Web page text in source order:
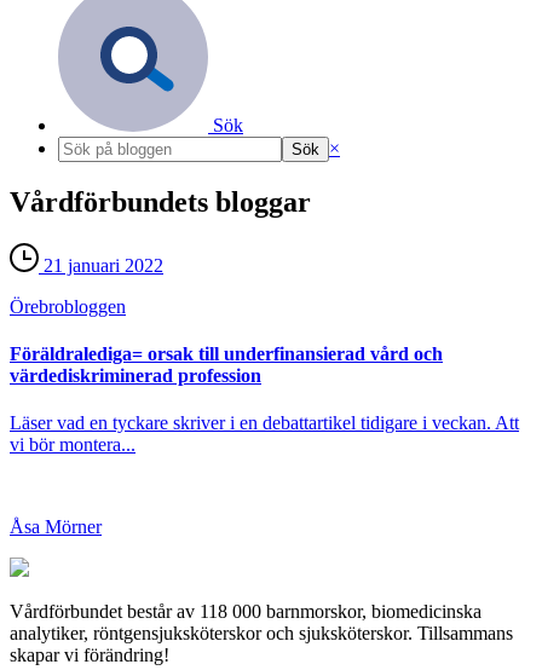
Sök
×
Vårdförbundets bloggar
21 januari 2022
Örebro­bloggen
Föräldralediga= orsak till underfinansierad vård och
värdediskriminerad profession
Läser vad en tyckare skriver i en debattartikel tidigare i veckan. Att
vi bör montera...
Åsa Mörner
Vårdförbundet består av 118 000 barnmorskor, biomedicinska
analytiker, röntgensjuksköterskor och sjuksköterskor. Tillsammans
skapar vi förändring!